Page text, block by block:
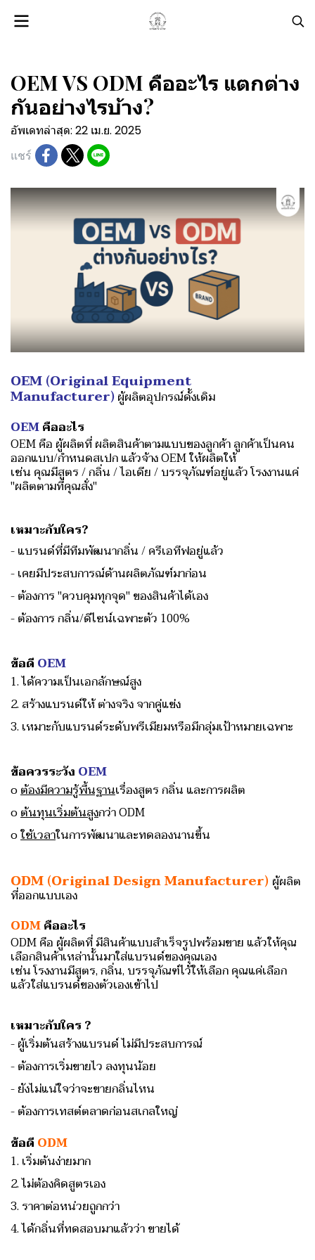
OEM VS ODM คืออะไร แตกต่าง
กันอย่างไรบ้าง?
อัพเดทล่าสุด: 22 เม.ย. 2025
แชร์
OEM(Original Equipment
Manufacturer) ผู้ผลิตอุปกรณ์ดั้งเดิม
OEMคืออะไร
OEM คือ ผู้ผลิตที่ ผลิตสินค้าตามแบบของลูกค้าลูกค้าเป็นคน
ออกแบบ/กำหนดสเปก แล้วจ้าง OEM ให้ผลิตให้
เช่น คุณมีสูตร / กลิ่น / ไอเดีย / บรรจุภัณฑ์อยู่แล้ว โรงงานแค่
"ผลิตตามที่คุณสั่ง"
เหมาะกับใคร?
- แบรนด์ที่มีทีมพัฒนากลิ่น / ครีเอทีฟอยู่แล้ว
- เคยมีประสบการณ์ด้านผลิตภัณฑ์มาก่อน
- ต้องการ "ควบคุมทุกจุด" ของสินค้าได้เอง
- ต้องการ กลิ่น/ดีไซน์เฉพาะตัว 100%
ข้อดี OEM
1. ได้ความเป็นเอกลักษณ์สูง
2. สร้างแบรนด์ให้ ต่างจริง จากคู่แข่ง
3. เหมาะกับแบรนด์ระดับพรีเมียมหรือมีกลุ่มเป้าหมายเฉพาะ
ข้อควรระวัง OEM
oต้องมีความรู้พื้นฐานเรื่องสูตร กลิ่น และการผลิต
oต้นทุนเริ่มต้นสูงกว่า ODM
oใช้เวลาในการพัฒนาและทดลองนานขึ้น
ODM (Original Design Manufacturer) ผู้ผลิต
ที่ออกแบบเอง
ODMคืออะไร
ODM คือ ผู้ผลิตที่ มีสินค้าแบบสำเร็จรูปพร้อมขาย แล้วให้คุณ
เลือกสินค้าเหล่านั้นมาใส่แบรนด์ของคุณเอง
เช่น โรงงานมีสูตร, กลิ่น, บรรจุภัณฑ์ไว้ให้เลือก คุณแค่เลือก
แล้วใส่แบรนด์ของตัวเองเข้าไป
เหมาะกับใคร ?
- ผู้เริ่มต้นสร้างแบรนด์ ไม่มีประสบการณ์
- ต้องการเริ่มขายไว ลงทุนน้อย
- ยังไม่แน่ใจว่าจะขายกลิ่นไหน
- ต้องการเทสต์ตลาดก่อนสเกลใหญ่
ข้อดี ODM
1. เริ่มต้นง่ายมาก
2. ไม่ต้องคิดสูตรเอง
3. ราคาต่อหน่วยถูกกว่า
4. ได้กลิ่นที่ทดสอบมาแล้วว่า ขายได้